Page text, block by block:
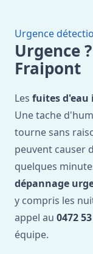
Urgence
Urgence
Fraipont
Les fuites d'eau
Une tache
tourne sans
peuvent causer
quelques
dépannage
y compris les
appel au 0472
équipe.